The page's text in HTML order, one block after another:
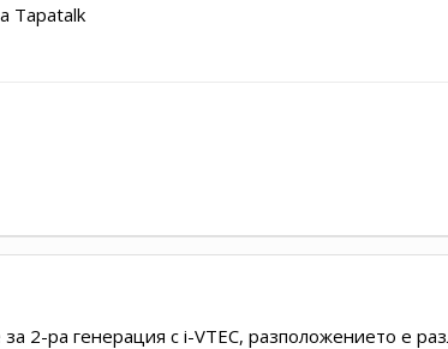
Tapatalk
2-ра генерация с i-VTEC, разположението е